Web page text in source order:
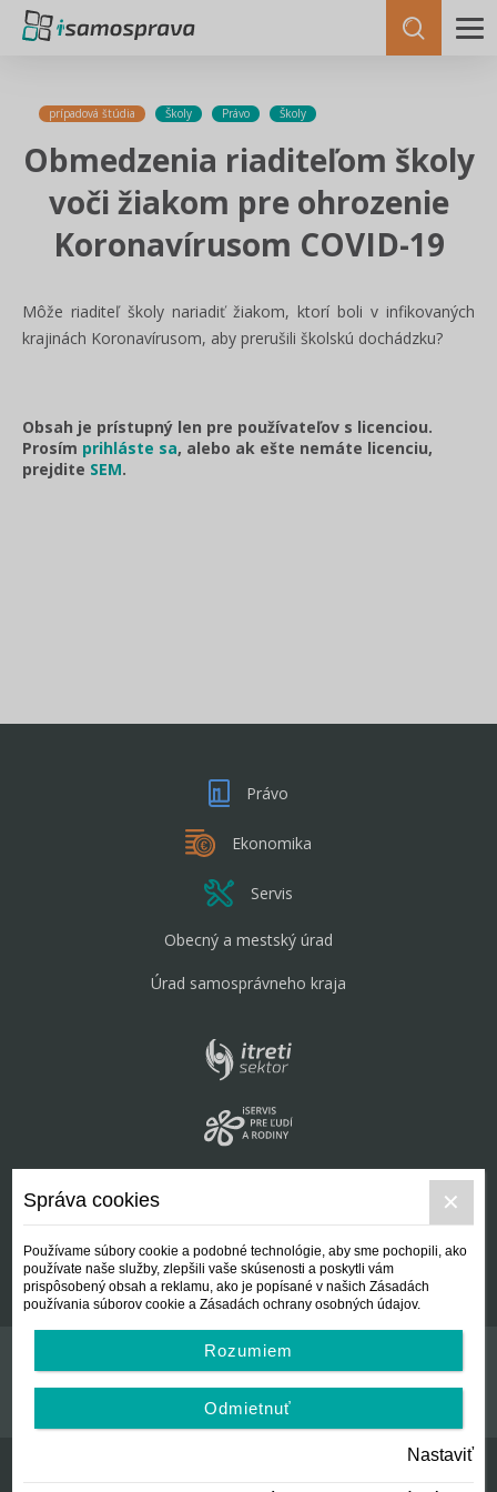
prípadová štúdia Školy Právo Školy
Obmedzenia riaditeľom školy
voči žiakom pre ohrozenie
Koronavírusom COVID-19
Môže riaditeľ školy nariadiť žiakom, ktorí boli v infikovaných
krajinách Koronavírusom, aby prerušili školskú dochádzku?
Obsah je prístupný len pre používateľov s licenciou.
Prosím prihláste sa, alebo ak ešte nemáte licenciu,
prejdite SEM.
Právo
Ekonomika
Servis
Obecný a mestský úrad
Úrad samosprávneho kraja
Kontakt
Všeobecné podmienky
Správa cookies
Používame súbory cookie a podobné technológie, aby sme pochopili, ako
používate naše služby, zlepšili vaše skúsenosti a poskytli vám
prispôsobený obsah a reklamu, ako je popísané v našich Zásadách
používania súborov cookie a Zásadách ochrany osobných údajov.
Rozumiem
Odmietnuť
Nastaviť